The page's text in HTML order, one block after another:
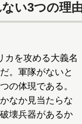
い3つの理
を攻める大義名
。軍隊がないと
の体現である。
なか見当たらな
壊兵器があるか